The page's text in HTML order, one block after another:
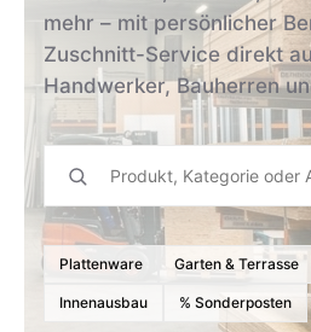
mehr – mit persönlicher
Zuschnitt-Service direkt
Handwerker, Bauherren
Plattenware Garten & Terrasse
Innenausbau % Sonderposten